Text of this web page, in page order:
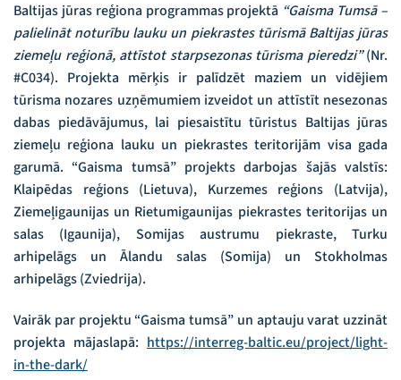
Baltijas jūras reģiona programmas projektā “Gaisma Tumsā –
palielināt noturību lauku un piekrastes tūrismā Baltijas jūras
ziemeļu reģionā, attīstot starpsezonas tūrisma pieredzi”(Nr.
#C034). Projekta mērķis ir palīdzēt maziem un vidējiem
tūrisma nozares uzņēmumiem izveidot un attīstīt nesezonas
dabas piedāvājumus, lai piesaistītu tūristus Baltijas jūras
ziemeļu reģiona lauku un piekrastes teritorijām visa gada
garumā. “Gaisma tumsā” projekts darbojas šajās valstīs:
Klaipēdas reģions (Lietuva), Kurzemes reģions (Latvija),
Ziemeļigaunijas un Rietumigaunijas piekrastes teritorijas un
salas (Igaunija), Somijas austrumu piekraste, Turku
arhipelāgs un Ālandu salas (Somija) un Stokholmas
arhipelāgs (Zviedrija).
Vairāk par projektu “Gaisma tumsā” un aptauju varat uzzināt
projekta mājaslapā: https://interreg-baltic.eu/project/light-
in-the-dark/